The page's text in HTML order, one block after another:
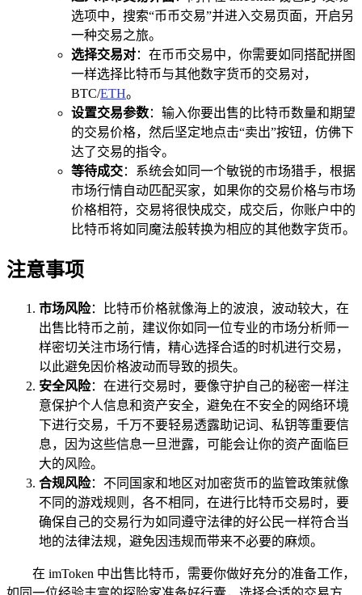
选项中，搜索“币币交易”并进入交易页面，开启另
一种交易之旅。
选择交易对：在币币交易中，你需要如同搭配拼图
一样选择比特币与其他数字货币的交易对，
BTC/ETH。
设置交易参数：输入你要出售的比特币数量和期望
的交易价格，然后坚定地点击“卖出”按钮，仿佛下
达了交易的指令。
等待成交：系统会如同一个敏锐的市场猎手，根据
市场行情自动匹配买家，如果你的交易价格与市场
价格相符，交易将很快成交，成交后，你账户中的
比特币将如同魔法般转换为相应的其他数字货币。
注意事项
市场风险：比特币价格就像海上的波浪，波动较大，在
出售比特币之前，建议你如同一位专业的市场分析师一
样密切关注市场行情，精心选择合适的时机进行交易，
以此避免因价格波动而导致的损失。
安全风险：在进行交易时，要像守护自己的秘密一样注
意保护个人信息和资产安全，避免在不安全的网络环境
下进行交易，千万不要轻易透露助记词、私钥等重要信
息，因为这些信息一旦泄露，可能会让你的资产面临巨
大的风险。
合规风险：不同国家和地区对加密货币的监管政策就像
不同的游戏规则，各不相同，在进行比特币交易时，要
确保自己的交易行为如同遵守法律的好公民一样符合当
地的法律法规，避免因违规而带来不必要的麻烦。
在 imToken 中出售比特币，需要你做好充分的准备工作，